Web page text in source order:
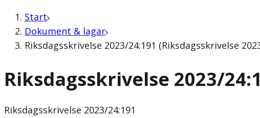
Start
Dokument & lagar
Riksdagsskrivelse 2023/24:191 (Riksdagsskrivelse
Riksdagsskrivelse 2023/
Riksdagsskrivelse 2023/24:191